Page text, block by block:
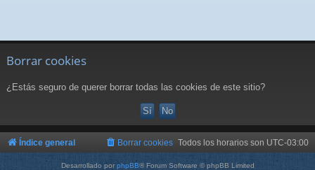
Borrar cookies
¿Estás seguro de querer borrar todas las cookies de este sitio?
Índice general Todos los horarios son UTC-03:00
Borrar cookies
Desarrollado porphpBB® Forum Software © phpBB Limited